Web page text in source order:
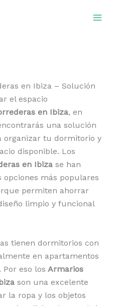
en Ibiza – Solución
el espacio
en Ibiza, en
una solución
organizar tu dormitorio y
disponible. Los
en Ibizase han
más populares
permiten ahorrar
limpio y funcional
tienen dormitorios con
en apartamentos
eso los Armarios
son una excelente
la ropa y los objetos